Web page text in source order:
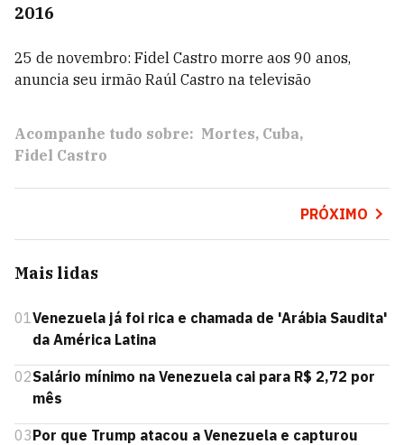
2016
25 de novembro: Fidel Castro morre aos 90 anos,
anuncia seu irmão Raúl Castro na televisão
Acompanhe tudo sobre: Mortes Cuba
Fidel Castro
PRÓXIMO
Mais lidas
01Venezuela já foi rica e chamada de 'Arábia Saudita'
da América Latina
02Salário mínimo na Venezuela cai para R$ 2,72 por
mês
03Por que Trump atacou a Venezuela e capturou